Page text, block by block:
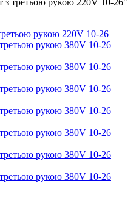
третьою рукою 220V 10-26"